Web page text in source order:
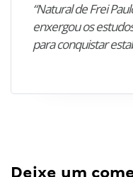
“Natural de Frei
enxergou os
para conquistar
Deixe um